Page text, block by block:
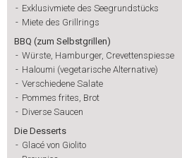
- Exklusivmiete des Seegrundstücks
- Miete des Grillrings
BBQ (zum Selbstgrillen)
- Würste, Hamburger, Crevettenspiesse
- Haloumi (vegetarische Alternative)
- Verschiedene Salate
- Pommes frites, Brot
- Diverse Saucen
Die Desserts
- Glacé von Giolito